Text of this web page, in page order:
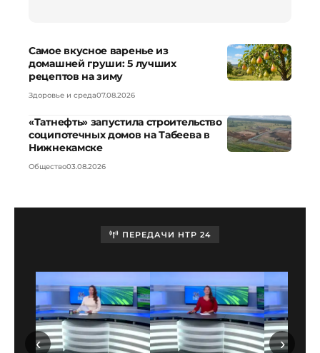
Самое вкусное варенье из
домашней груши: 5 лучших
рецептов на зиму
Здоровье и среда07.08.2026
«Татнефть» запустила строительство
соципотечных домов на Табеева в
Нижнекамске
Общество03.08.2026
ПЕРЕДАЧИ НТР 24
‹ ›